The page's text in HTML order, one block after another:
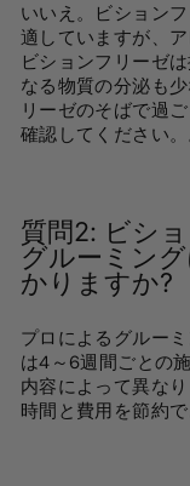
いいえ。ビション
適していますが、
ビションフリーゼ
なる物質の分泌も
リーゼのそばで過
確認してください。
質問2: ビシ
グルーミン
かりますか?
プロによるグルー
は4～6週間ごとの
内容によって異な
時間と費用を節約で